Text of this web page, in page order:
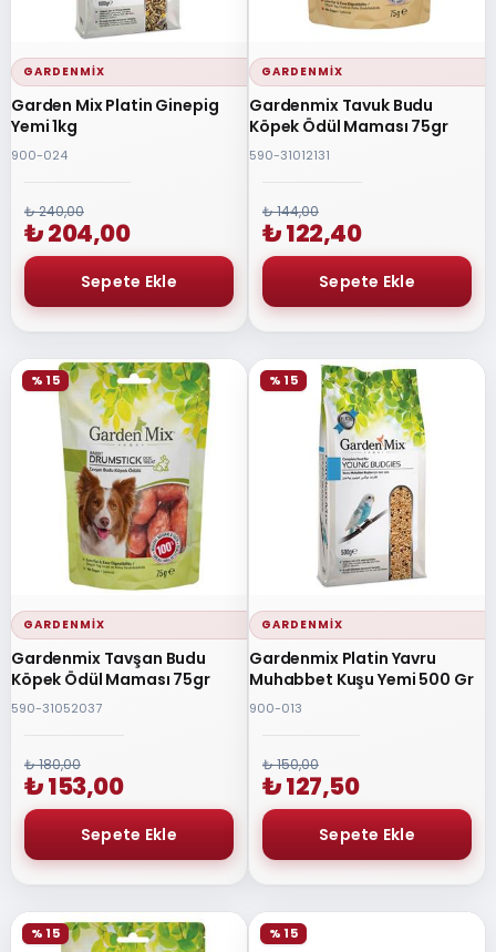
GARDENMIX
Garden Mix Platin Ginepig
Yemi 1kg
900-024
₺ 240,00
₺ 204,00
GARDENMIX
Gardenmix Tavuk Budu
Köpek Ödül Maması 75gr
590-31012131
₺ 144,00
₺ 122,40
GARDENMIX
Gardenmix Tavşan Budu
Köpek Ödül Maması 75gr
590-31052037
% 15
₺ 180,00
₺ 153,00
GARDENMIX
Gardenmix Platin Yavru
Muhabbet Kuşu Yemi 500 Gr
900-013
% 15
₺ 150,00
₺ 127,50
% 15 % 15